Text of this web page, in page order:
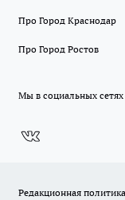
Про Город Краснодар
Про Город Ростов
Мы в социальных сетях
Редакционная политика